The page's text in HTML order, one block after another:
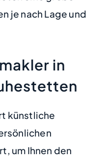
je nach Lage und
in
künstliche
um Ihnen den